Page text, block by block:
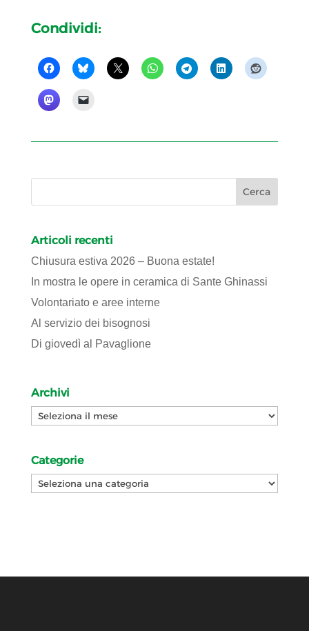
Condividi:
Articoli recenti
Chiusura estiva 2026 – Buona estate!
In mostra le opere in ceramica di Sante Ghinassi
Volontariato e aree interne
Al servizio dei bisognosi
Di giovedì al Pavaglione
Archivi
Archivi
Categorie
Categorie